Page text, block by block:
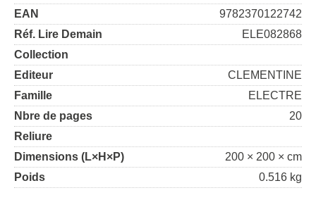
EAN
9782370122742
Réf. Lire Demain
ELE082868
Collection
Editeur
CLEMENTINE
Famille
ELECTRE
Nbre de pages
20
Reliure
Dimensions (L×H×P)
200 × 200 × cm
Poids
0.516 kg